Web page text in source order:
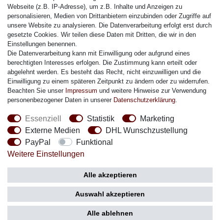
Citizen Armband
M. Lacroix Armband
J. Lemans Armband
Uhrenarmbänder - Alle
Sicherheit
Social Media
Zahlung
Webseite (z.B. IP-Adresse), um z.B. Inhalte und Anzeigen zu
personalisieren, Medien von Drittanbietern einzubinden oder Zugriffe auf
unsere Website zu analysieren. Die Datenverarbeitung erfolgt erst durch
gesetzte Cookies. Wir teilen diese Daten mit Dritten, die wir in den
Einstellungen benennen.
Die Datenverarbeitung kann mit Einwilligung oder aufgrund eines
berechtigten Interesses erfolgen. Die Zustimmung kann erteilt oder
abgelehnt werden. Es besteht das Recht, nicht einzuwilligen und die
Einwilligung zu einem späteren Zeitpunkt zu ändern oder zu widerrufen.
Beachten Sie unser Impressum und weitere Hinweise zur Verwendung
personenbezogener Daten in unserer Daten­schutz­erklärung
Essenziell Statistik
Marketing
Externe Medien
DHL Wunschzustellung
PayPal
Funktional
Weitere Einstellungen
Alle akzeptieren
Auswahl akzeptieren
Alle ablehnen